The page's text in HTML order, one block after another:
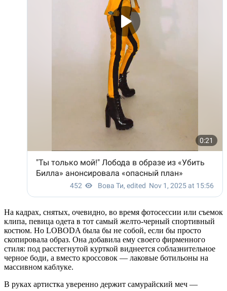
На кадрах, снятых, очевидно, во время фотосессии или съемок
клипа, певица одета в тот самый желто-черный спортивный
костюм. Но LOBODA была бы не собой, если бы просто
скопировала образ. Она добавила ему своего фирменного
стиля: под расстегнутой курткой виднеется соблазнительное
черное боди, а вместо кроссовок — лаковые ботильоны на
массивном каблуке.
В руках артистка уверенно держит самурайский меч —